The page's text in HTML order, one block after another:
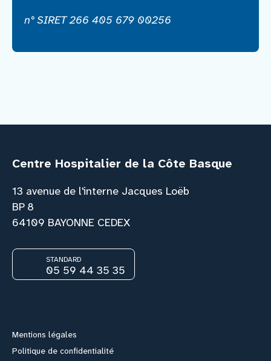
n° SIRET 266 405 679 00256
Centre Hospitalier de la Côte Basque
13 avenue de l'interne Jacques Loëb
BP 8
64109 BAYONNE CEDEX
STANDARD
05 59 44 35 35
Mentions légales
Politique de confidentialité